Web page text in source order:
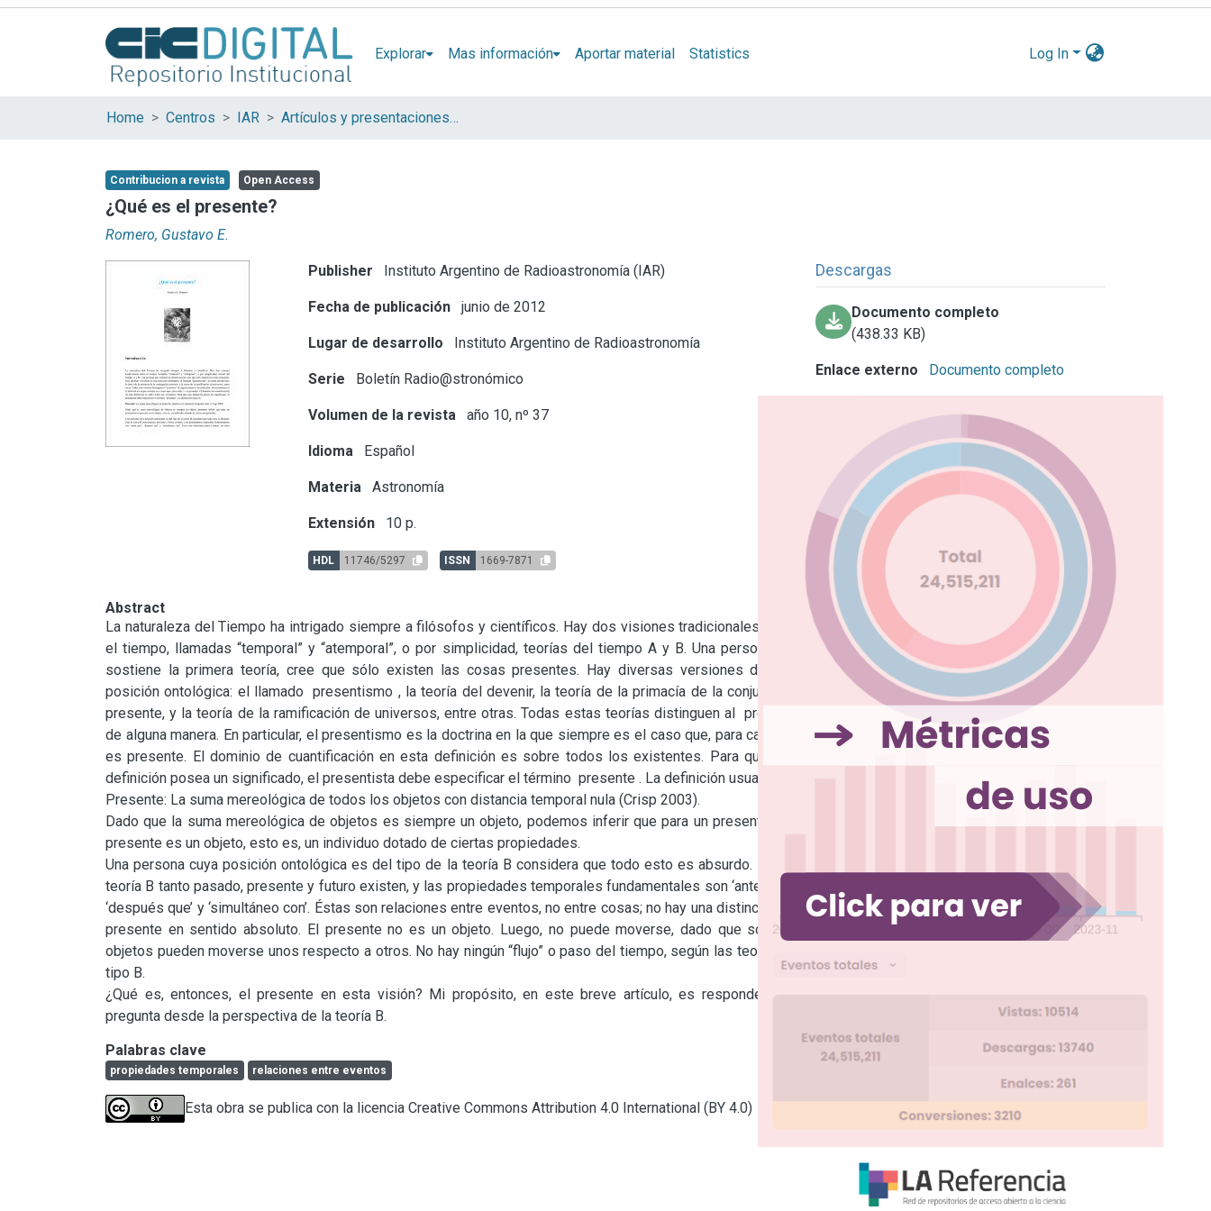
Explorar Mas información Aportar material Statistics Log In
Home Centros IAR Artículos y presentaciones en Congresos
Contribucion a revista Open Access
¿Qué es el presente?
Romero, Gustavo E.
Publisher Instituto Argentino de Radioastronomía (IAR)
Fecha de publicación junio de 2012
Lugar de desarrollo Instituto Argentino de Radioastronomía
Serie Boletín Radio@stronómico
Volumen de la revista año 10, nº 37
Idioma Español
Materia Astronomía
Extensión 10 p.
HDL 11746/5297 ISSN 1669-7871
Descargas
Documento completo
(438.33 KB)
Enlace externo Documento completo
Abstract
La naturaleza del Tiempo ha intrigado siempre a filósofos y científicos. Hay dos visiones tradicionales sobre
el tiempo, llamadas “temporal” y “atemporal”, o por simplicidad, teorías del tiempo A y B. Una persona que
sostiene la primera teoría, cree que sólo existen las cosas presentes. Hay diversas versiones de esta
posición ontológica: el llamado  presentismo , la teoría del devenir, la teoría de la primacía de la conjugación
presente, y la teoría de la ramificación de universos, entre otras. Todas estas teorías distinguen al  presente
de alguna manera. En particular, el presentismo es la doctrina en la que siempre es el caso que, para cada x, x
es presente. El dominio de cuantificación en esta definición es sobre todos los existentes. Para que esta
definición posea un significado, el presentista debe especificar el término  presente . La definición usual es:
Presente: La suma mereológica de todos los objetos con distancia temporal nula (Crisp 2003).
Dado que la suma mereológica de objetos es siempre un objeto, podemos inferir que para un presentista el
presente es un objeto, esto es, un individuo dotado de ciertas propiedades.
Una persona cuya posición ontológica es del tipo de la teoría B considera que todo esto es absurdo. Para la
teoría B tanto pasado, presente y futuro existen, y las propiedades temporales fundamentales son ‘antes que’,
‘después que’ y ‘simultáneo con’. Éstas son relaciones entre eventos, no entre cosas; no hay una distinción del
presente en sentido absoluto. El presente no es un objeto. Luego, no puede moverse, dado que sólo los
objetos pueden moverse unos respecto a otros. No hay ningún “flujo” o paso del tiempo, según las teorías de
tipo B.
¿Qué es, entonces, el presente en esta visión? Mi propósito, en este breve artículo, es responder esta
pregunta desde la perspectiva de la teoría B.
Palabras clave
propiedades temporales relaciones entre eventos
Esta obra se publica con la licencia Creative Commons Attribution 4.0 International (BY 4.0)